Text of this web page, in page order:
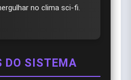
no clima sci-fi.
DO SISTEMA